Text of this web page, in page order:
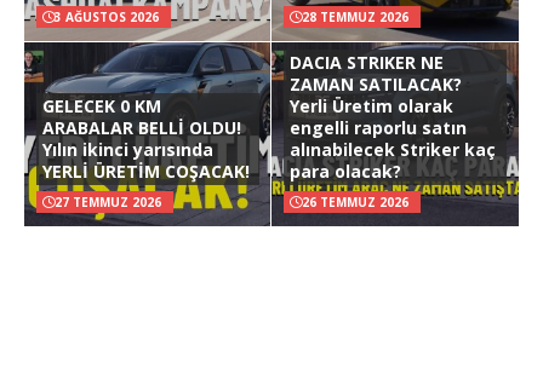
3 AĞUSTOS 2026 28 TEMMUZ 2026
GELECEK 0 KM
ARABALAR BELLİ OLDU!
Yılın ikinci yarısında
YERLİ ÜRETİM COŞACAK!
27 TEMMUZ 2026
DACIA STRIKER NE
ZAMAN SATILACAK?
Yerli Üretim olarak
engelli raporlu satın
alınabilecek Striker kaç
para olacak?
26 TEMMUZ 2026